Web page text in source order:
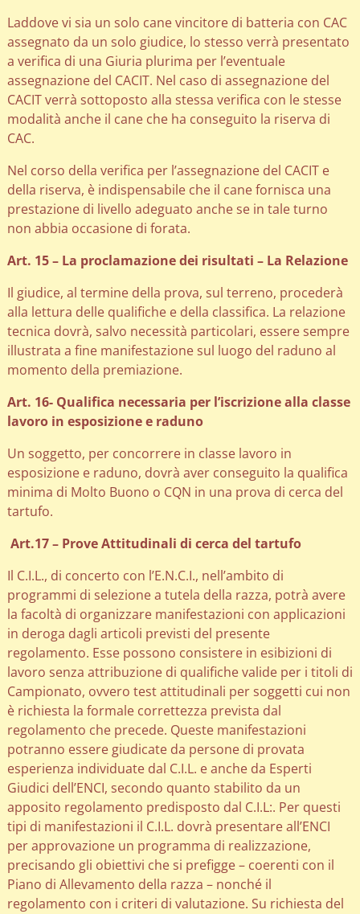
Laddove vi sia un solo cane vincitore di batteria con CAC
assegnato da un solo giudice, lo stesso verrà presentato
a verifica di una Giuria plurima per l’eventuale
assegnazione del CACIT. Nel caso di assegnazione del
CACIT verrà sottoposto alla stessa verifica con le stesse
modalità anche il cane che ha conseguito la riserva di
CAC.
Nel corso della verifica per l’assegnazione del CACIT e
della riserva, è indispensabile che il cane fornisca una
prestazione di livello adeguato anche se in tale turno
non abbia occasione di forata.
Art. 15 – La proclamazione dei risultati – La Relazione
Il giudice, al termine della prova, sul terreno, procederà
alla lettura delle qualifiche e della classifica. La relazione
tecnica dovrà, salvo necessità particolari, essere sempre
illustrata a fine manifestazione sul luogo del raduno al
momento della premiazione.
Art. 16- Qualifica necessaria per l’iscrizione alla classe
lavoro in esposizione e raduno
Un soggetto, per concorrere in classe lavoro in
esposizione e raduno, dovrà aver conseguito la qualifica
minima di Molto Buono o CQN in una prova di cerca del
tartufo.
Art.17 – Prove Attitudinali di cerca del tartufo
Il C.I.L., di concerto con l’E.N.C.I., nell’ambito di
programmi di selezione a tutela della razza, potrà avere
la facoltà di organizzare manifestazioni con applicazioni
in deroga dagli articoli previsti del presente
regolamento. Esse possono consistere in esibizioni di
lavoro senza attribuzione di qualifiche valide per i titoli di
Campionato, ovvero test attitudinali per soggetti cui non
è richiesta la formale correttezza prevista dal
regolamento che precede. Queste manifestazioni
potranno essere giudicate da persone di provata
esperienza individuate dal C.I.L. e anche da Esperti
Giudici dell’ENCI, secondo quanto stabilito da un
apposito regolamento predisposto dal C.I.L:. Per questi
tipi di manifestazioni il C.I.L. dovrà presentare all’ENCI
per approvazione un programma di realizzazione,
precisando gli obiettivi che si prefigge – coerenti con il
Piano di Allevamento della razza – nonché il
regolamento con i criteri di valutazione. Su richiesta del